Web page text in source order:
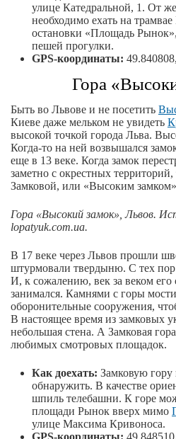
улице Катедральной, 1. От
необходимо ехать на
остановки «Площадь
пешей прогулки.
GPS-координаты:
Гора
Быть во Львове и не посетить
Киеве даже мельком не увидеть
высокой точкой города Льва.
Когда-то на ней возвышался
еще в 13 веке. Когда замок
заметно с окрестных
Замковой, или «Высоким
Гора «Высокий замок», Львов.
lopatyuk.com.ua.
В 17 веке через Львов прошли
штурмовали твердыню. С тех пор
И, к сожалению, век за веком его
занимался. Камнями с горы
оборонительные сооружения,
В настоящее время из замковых
небольшая стена. А Замковая
любимых смотровых площадок.
Как доехать: Замковую гору
обнаружить. В качестве
шпиль телебашни. К горе
площади Рынок вверх мимо
улице Максима Кривоноса.
GPS-координаты: